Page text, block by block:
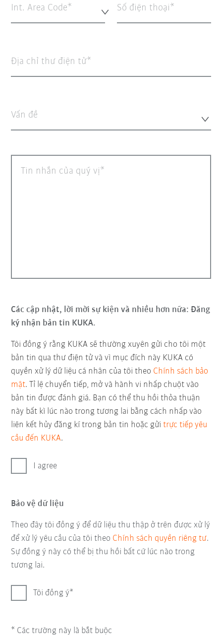
Int. Area Code* Số điện thoại
Địa chỉ thư điện tử
Vấn đề
Tin nhắn của quý vị
Các cập nhật, lời mời sự kiện và nhiều hơn nữa: Đăng
ký nhận bản tin KUKA.
Tôi đồng ý rằng KUKA sẽ thường xuyên gửi cho tôi một
bản tin qua thư điện tử và vì mục đích này KUKA có
quyền xử lý dữ liệu cá nhân của tôi theo Chính sách bảo
mật. Tỉ lệ chuyển tiếp, mở và hành vi nhấp chuột vào
bản tin được đánh giá. Bạn có thể thu hồi thỏa thuận
này bất kì lúc nào trong tương lai bằng cách nhấp vào
liên kết hủy đăng kí trong bản tin hoặc gửitrực tiếp yêu
cầu đến KUKA.
I agree
Bảo vệ dữ liệu
Theo đây tôi đồng ý để dữ liệu thu thập ở trên được xử lý
để xử lý yêu cầu của tôi theo Chính sách quyền riêng tư.
Sự đồng ý này có thể bị thu hồi bất cứ lúc nào trong
tương lai.
Tôi đồng ý
* Các trường này là bắt buộc